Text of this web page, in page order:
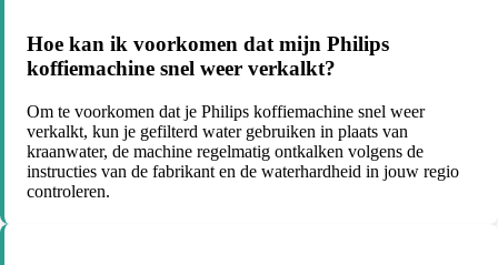
Hoe kan ik voorkomen dat mijn Philips
koffiemachine snel weer verkalkt?
Om te voorkomen dat je Philips koffiemachine snel weer
verkalkt, kun je gefilterd water gebruiken in plaats van
kraanwater, de machine regelmatig ontkalken volgens de
instructies van de fabrikant en de waterhardheid in jouw regio
controleren.